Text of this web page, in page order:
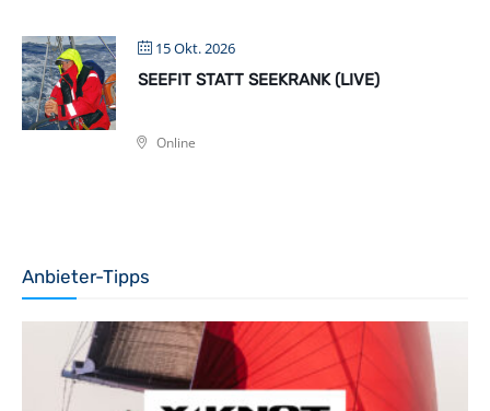
15 Okt. 2026
SEEFIT STATT SEEKRANK (LIVE)
Online
Anbieter-Tipps